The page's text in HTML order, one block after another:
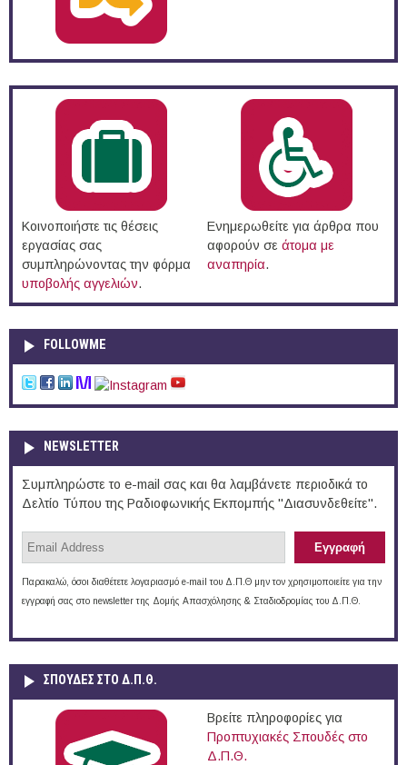
Κοινοποιήστε τις θέσεις
εργασίας σας
συμπληρώνοντας την φόρμα
υποβολής αγγελιών.
Ενημερωθείτε για άρθρα που
αφορούν σε άτομα με
αναπηρία.
FOLLOWME
NEWSLETTER
Συμπληρώστε το e-mail σας και θα λαμβάνετε περιοδικά το
Δελτίο Τύπου της Ραδιοφωνικής Εκπομπής "Διασυνδεθείτε".
Παρακαλώ, όσοι διαθέτετε λογαριασμό e-mail του Δ.Π.Θ μην τον χρησιμοποιείτε για την
εγγραφή σας στο newsletter της Δομής Απασχόλησης & Σταδιοδρομίας του Δ.Π.Θ.
ΣΠΟΥΔΈΣ ΣΤΟ Δ.Π.Θ.
Βρείτε πληροφορίες για
Προπτυχιακές Σπουδές στο
Δ.Π.Θ.